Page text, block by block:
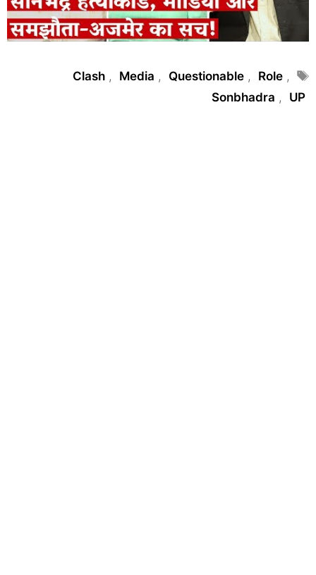
Tags
Clash , Media , Questionable , Role ,
Sonbhadra , UP